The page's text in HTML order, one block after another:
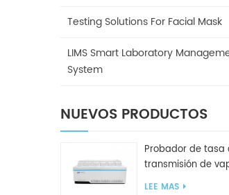
Testing Solutions For Facial Mask
LIMS Smart Laboratory
System
NUEVOS PRODUCTOS
Probador de tasa
transmisión de
de agua W416 2.0
LEE MAS